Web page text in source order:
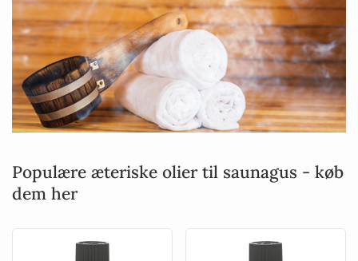
Populære æteriske olier til saunagus - køb
dem her